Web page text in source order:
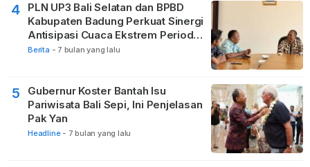
4
PLN UP3 Bali Selatan dan BPBD
Kabupaten Badung Perkuat Sinergi
Antisipasi Cuaca Ekstrem Periode
Nataru
Berita - 7 bulan yang lalu
5
Gubernur Koster Bantah Isu
Pariwisata Bali Sepi, Ini Penjelasan
Pak Yan
Headline - 7 bulan yang lalu